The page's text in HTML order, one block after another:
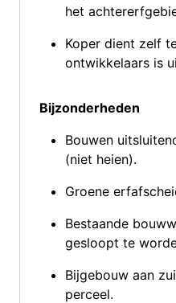
het
Koper dient zelf
ontwikkelaars is
Bijzonderheden
Bouwen
(niet heien).
Groene
Bestaande
gesloopt te
Bijgebouw aan
perceel.